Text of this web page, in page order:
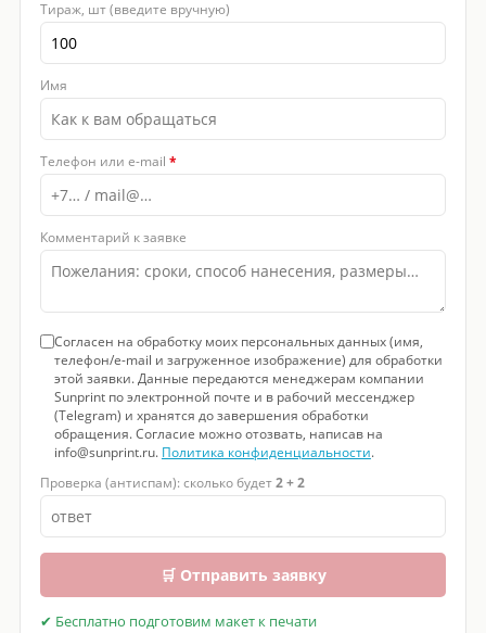
Тираж, шт (введите вручную)
Имя
Телефон или e-mail *
Комментарий к заявке
Согласен на обработку моих персональных данных (имя,
телефон/e-mail и загруженное изображение) для обработки
этой заявки. Данные передаются менеджерам компании
Sunprint по электронной почте и в рабочий мессенджер
(Telegram) и хранятся до завершения обработки
обращения. Согласие можно отозвать, написав на
info@sunprint.ru. Политика конфиденциальности.
Проверка (антиспам): сколько будет2 + 2
🛒 Отправить заявку
✔ Бесплатно подготовим макет к печати